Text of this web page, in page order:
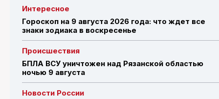
Интересное
Гороскоп на 9 августа 2026 года: что ждет все
знаки зодиака в воскресенье
Происшествия
БПЛА ВСУ уничтожен над Рязанской областью
ночью 9 августа
Новости России